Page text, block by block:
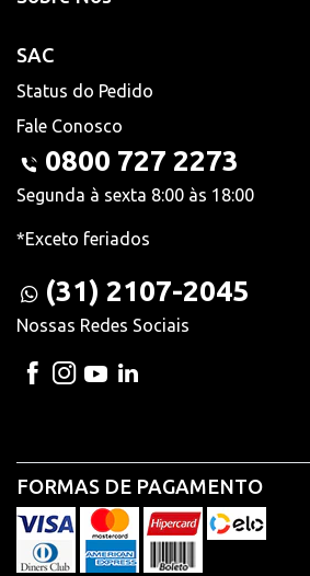
SAC
Status do Pedido
Fale Conosco
0800 727 2273
Segunda à sexta 8:00 às 18:00
*Exceto feriados
(31) 2107-2045
Nossas Redes Sociais
FORMAS DE PAGAMENTO